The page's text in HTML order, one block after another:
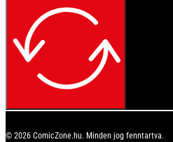
© 2026 ComicZone.hu. Minden jog fenntartva.